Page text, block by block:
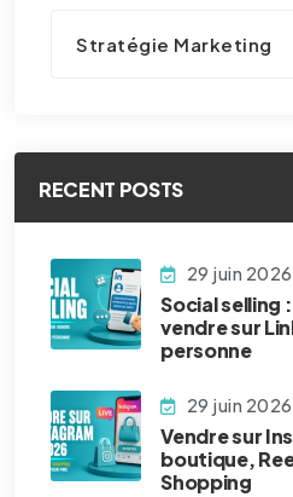
Stratégie Marketing
RECENT POSTS
29 juin 2026
Social selling
vendre sur
personne
29 juin 2026
Vendre sur
boutique,
Shopping